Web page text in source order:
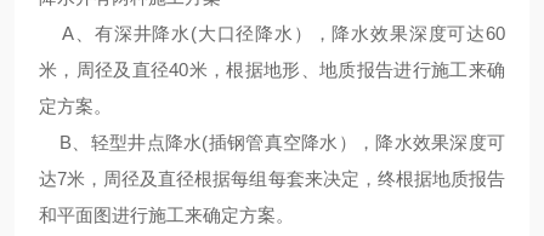
A、有深井降水(大口径降水），降水效果深度可达60
米，周径及直径40米，根据地形、地质报告进行施工来确
定方案。
B、轻型井点降水(插钢管真空降水），降水效果深度可
达7米，周径及直径根据每组每套来决定，终根据地质报告
和平面图进行施工来确定方案。